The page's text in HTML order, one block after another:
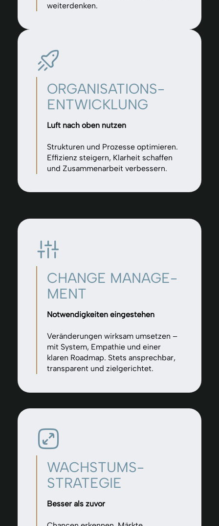
weiterdenken.
ORGANISA­TIONS­
ENTWICK­LUNG
Luft nach oben nutzen
Strukturen und Prozesse optimieren.
Effizienz steigern, Klarheit schaffen
und Zusammenarbeit verbessern.
CHANGE MANAGE­
MENT
Notwendigkeiten eingestehen
Veränderungen wirksam umsetzen –
mit System, Empathie und einer
klaren Roadmap. Stets ansprechbar,
transparent und zielgerichtet.
WACHSTUMS-
STRATEGIE
Besser als zuvor